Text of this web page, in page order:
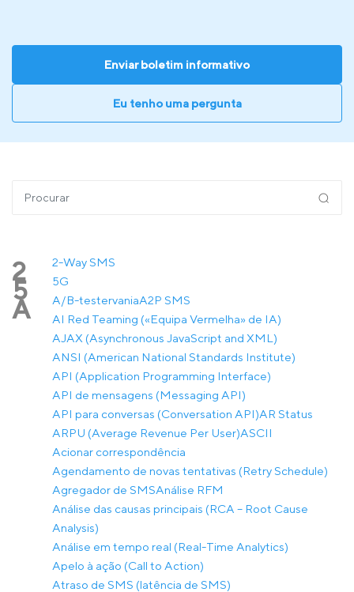
Enviar boletim informativo
Eu tenho uma pergunta
2 2-Way SMS
5 5G
A A/B-testervaniaA2P SMS
AI Red Teaming («Equipa Vermelha» de IA)
AJAX (Asynchronous JavaScript and XML)
ANSI (American National Standards Institute)
API (Application Programming Interface)
API de mensagens (Messaging API)
API para conversas (Conversation API)AR Status
ARPU (Average Revenue Per User)ASCII
Acionar correspondência
Agendamento de novas tentativas (Retry Schedule)
Agregador de SMSAnálise RFM
Análise das causas principais (RCA – Root Cause
Analysis)
Análise em tempo real (Real-Time Analytics)
Apelo à ação (Call to Action)
Atraso de SMS (latência de SMS)